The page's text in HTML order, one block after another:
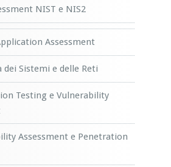
NIST e NIS2
Assessment
dei Sistemi e delle Reti
Testing e Vulnerability
Assessment e Penetration